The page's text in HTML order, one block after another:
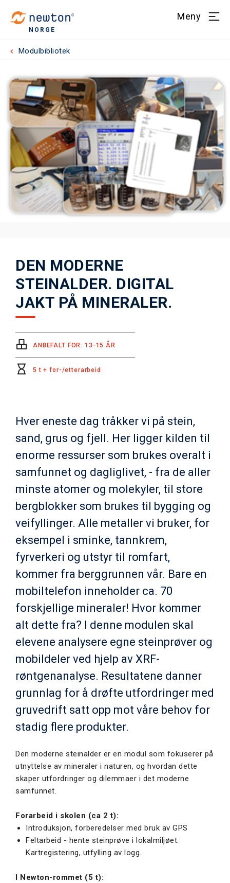
NORGE
Meny
Modulbibliotek
DEN MODERNE
STEINALDER. DIGITAL
JAKT PÅ MINERALER.
ANBEFALT FOR: 13-15 ÅR
5 t + for-/etterarbeid
Hver eneste dag tråkker vi på stein,
sand, grus og fjell. Her ligger kilden til
enorme ressurser som brukes overalt i
samfunnet og dagliglivet, - fra de aller
minste atomer og molekyler, til store
bergblokker som brukes til bygging og
veifyllinger. Alle metaller vi bruker, for
eksempel i sminke, tannkrem,
fyrverkeri og utstyr til romfart,
kommer fra berggrunnen vår. Bare en
mobiltelefon inneholder ca. 70
forskjellige mineraler! Hvor kommer
alt dette fra? I denne modulen skal
elevene analysere egne steinprøver og
mobildeler ved hjelp av XRF-
røntgenanalyse. Resultatene danner
grunnlag for å drøfte utfordringer med
gruvedrift satt opp mot våre behov for
stadig flere produkter.
Den moderne steinalder er en modul som fokuserer på
utnyttelse av mineraler i naturen, og hvordan dette
skaper utfordringer og dilemmaer i det moderne
samfunnet.
Forarbeid i skolen (ca 2 t):
Introduksjon, forberedelser med bruk av GPS
Feltarbeid - hente steinprøve i lokalmiljøet.
Kartregistering, utfylling av logg.
I Newton-rommet (5 t):